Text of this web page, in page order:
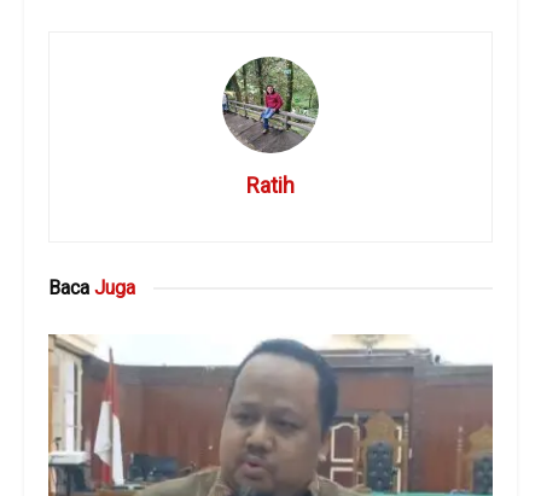
Ratih
Baca Juga